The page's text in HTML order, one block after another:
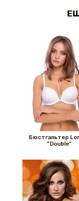
Бюстгальтер
"Double"